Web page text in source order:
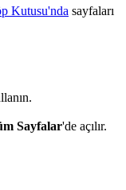
Kutusu'nda sayfaları
Sayfalar'de açılır.